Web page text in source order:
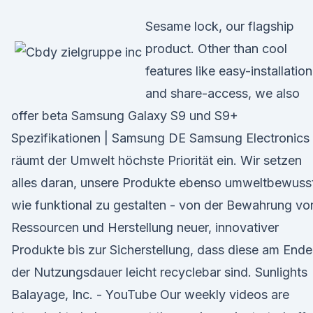
Sesame lock, our flagship
product. Other than cool
features like easy-installation
and share-access, we also
offer beta Samsung Galaxy S9 und S9+
Spezifikationen | Samsung DE Samsung Electronics
räumt der Umwelt höchste Priorität ein. Wir setzen
alles daran, unsere Produkte ebenso
wie funktional zu gestalten - von der Bewahrung
Ressourcen und Herstellung neuer, innovativer
Produkte bis zur Sicherstellung, dass diese am Ende
der Nutzungsdauer leicht recyclebar sind. Sunlights
Balayage, Inc. - YouTube Our weekly videos are